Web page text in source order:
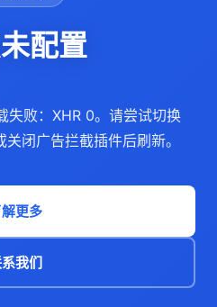
配置
败：XHR 0。请尝试切换
闭广告拦截插件后刷新。
更多
我们